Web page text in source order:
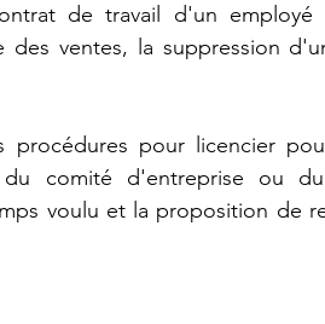
de travail d'un employé
des ventes, la suppression
procédures pour licencier
du comité d'entreprise ou
voulu et la proposition de